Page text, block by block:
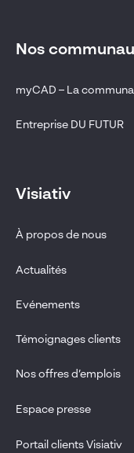
Nos
myCAD – La
Entreprise DU FUTUR
Visiativ
À propos de nous
Actualités
Evénements
Témoignages clients
Nos offres d’emplois
Espace presse
Portail clients Visiativ